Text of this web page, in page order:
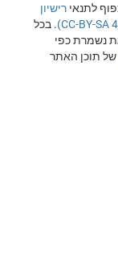
לתנאי רישיון
. בכל
נשמרת כפי
של תוכן האתר